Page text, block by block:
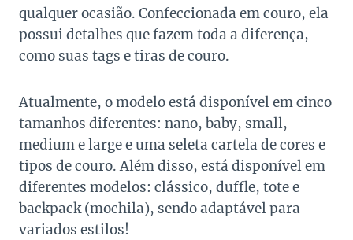
qualquer ocasião. Confeccionada em couro, ela
possui detalhes que fazem toda a diferença,
como suas tags e tiras de couro.
Atualmente, o modelo está disponível em cinco
tamanhos diferentes: nano, baby, small,
medium e large e uma seleta cartela de cores e
tipos de couro. Além disso, está disponível em
diferentes modelos: clássico, duffle, tote e
backpack (mochila), sendo adaptável para
variados estilos!